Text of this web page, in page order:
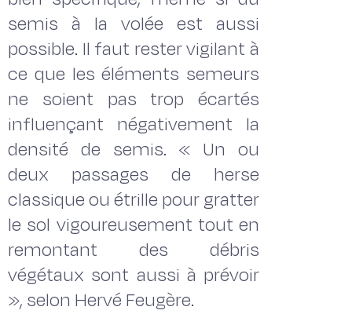
semis à la volée est aussi
possible. Il faut rester vigilant à
ce que les éléments semeurs
ne soient pas trop écartés
influençant négativement la
densité de semis. « Un ou
deux passages de herse
classique ou étrille pour gratter
le sol vigoureusement tout en
remontant des débris
végétaux sont aussi à prévoir
», selon Hervé Feugère.